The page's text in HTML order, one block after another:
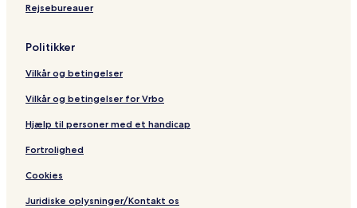
Rejsebureauer
Politikker
Vilkår og betingelser
Vilkår og betingelser for Vrbo
Hjælp til personer med et handicap
Fortrolighed
Cookies
Juridiske oplysninger/Kontakt os